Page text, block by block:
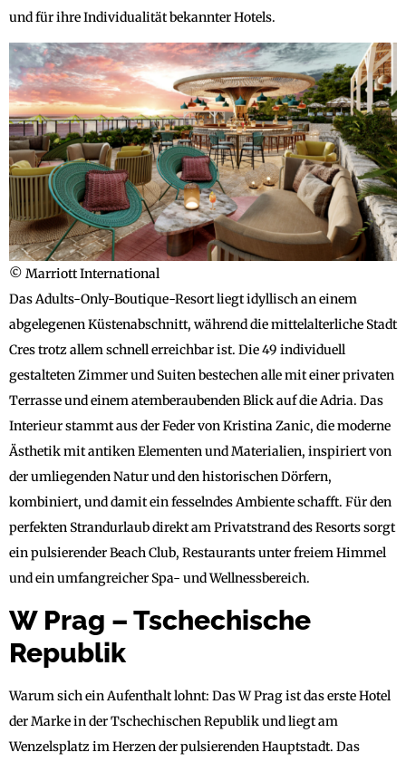
und für ihre Individualität bekannter Hotels.
© Marriott International
Das Adults-Only-Boutique-Resort liegt idyllisch an einem
abgelegenen Küstenabschnitt, während die mittelalterliche Stadt
Cres trotz allem schnell erreichbar ist. Die 49 individuell
gestalteten Zimmer und Suiten bestechen alle mit einer privaten
Terrasse und einem atemberaubenden Blick auf die Adria. Das
Interieur stammt aus der Feder von Kristina Zanic, die moderne
Ästhetik mit antiken Elementen und Materialien, inspiriert von
der umliegenden Natur und den historischen Dörfern,
kombiniert, und damit ein fesselndes Ambiente schafft. Für den
perfekten Strandurlaub direkt am Privatstrand des Resorts sorgt
ein pulsierender Beach Club, Restaurants unter freiem Himmel
und ein umfangreicher Spa- und Wellnessbereich.
W Prag – Tschechische
Republik
Warum sich ein Aufenthalt lohnt: Das W Prag ist das erste Hotel
der Marke in der Tschechischen Republik und liegt am
Wenzelsplatz im Herzen der pulsierenden Hauptstadt. Das